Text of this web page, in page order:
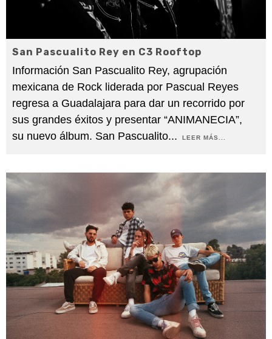
San Pascualito Rey en C3 Rooftop
Información San Pascualito Rey, agrupación
mexicana de Rock liderada por Pascual Reyes
regresa a Guadalajara para dar un recorrido por
sus grandes éxitos y presentar “ANIMANECIA”,
su nuevo álbum. San Pascualito... LEER MÁS...